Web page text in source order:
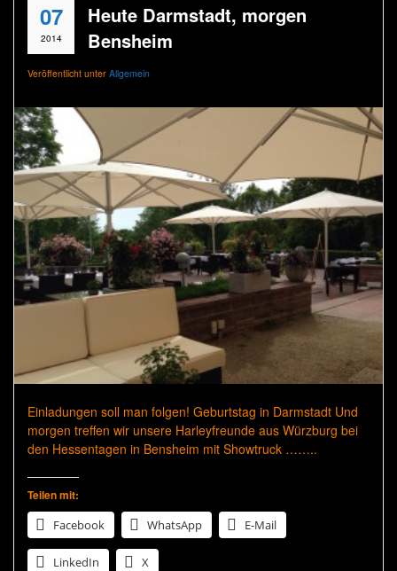
07
2014
Heute Darmstadt, morgen
Bensheim
Veröffentlicht unter Allgemein
Einladungen soll man folgen! Geburtstag in Darmstadt Und
morgen treffen wir unsere Harleyfreunde aus Würzburg bei
den Hessentagen in Bensheim mit Showtruck ……..
Teilen mit:
Facebook
WhatsApp E-Mail
LinkedIn X